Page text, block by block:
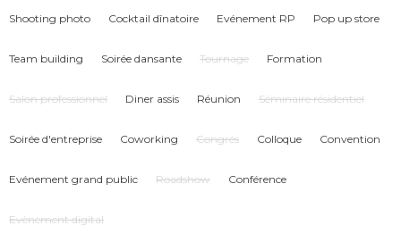
Shooting photo Cocktail dînatoire Evénement RP Pop up store
Team building Soirée dansante Tournage Formation
Salon professionnel Diner assis Réunion Séminaire résidentiel
Soirée d'entreprise Coworking Congrés Colloque Convention
Evénement grand public Roadshow Conférence
Evènement digital